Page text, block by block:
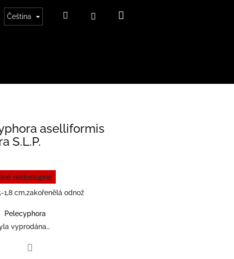
Čeština HledatPřihlášení
aselliformis
S.L.P.
nedostupné
1,8 cm,zakořenělá odnož
Pelecyphora
vyprodána…